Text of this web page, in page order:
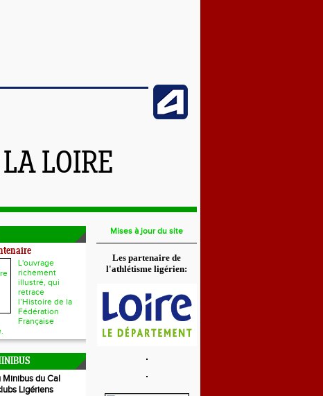
LOIRE
L'ouvrage
richement
illustré, qui
retrace
l’Histoire de la
Fédération
Française
Minibus du Cal
Ligériens
Mises à jour du site
Les partenaire de
l'athlétisme ligérien: